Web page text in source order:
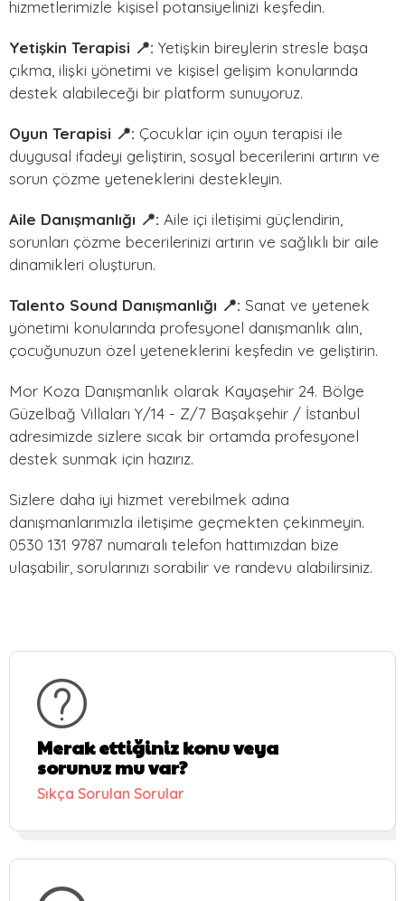
hizmetlerimizle kişisel potansiyelinizi keşfedin.
Yetişkin Terapisi 📍: Yetişkin bireylerin stresle başa
çıkma, ilişki yönetimi ve kişisel gelişim konularında
destek alabileceği bir platform sunuyoruz.
Oyun Terapisi 📍: Çocuklar için oyun terapisi ile
duygusal ifadeyi geliştirin, sosyal becerilerini artırın ve
sorun çözme yeteneklerini destekleyin.
Aile Danışmanlığı 📍: Aile içi iletişimi güçlendirin,
sorunları çözme becerilerinizi artırın ve sağlıklı bir aile
dinamikleri oluşturun.
Talento Sound Danışmanlığı 📍: Sanat ve yetenek
yönetimi konularında profesyonel danışmanlık alın,
çocuğunuzun özel yeteneklerini keşfedin ve geliştirin.
Mor Koza Danışmanlık olarak Kayaşehir 24. Bölge
Güzelbağ Villaları Y/14 - Z/7 Başakşehir / İstanbul
adresimizde sizlere sıcak bir ortamda profesyonel
destek sunmak için hazırız.
Sizlere daha iyi hizmet verebilmek adına
danışmanlarımızla iletişime geçmekten çekinmeyin.
0530 131 9787 numaralı telefon hattımızdan bize
ulaşabilir, sorularınızı sorabilir ve randevu alabilirsiniz.
Merak ettiğiniz konu veya
sorunuz mu var?
Sıkça Sorulan Sorular